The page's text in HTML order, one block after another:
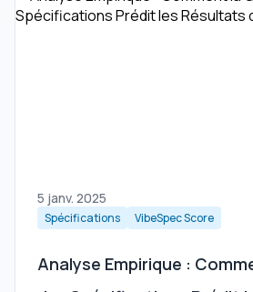
5 janv. 2025
Spécifications VibeSpec Score
Analyse Empirique :